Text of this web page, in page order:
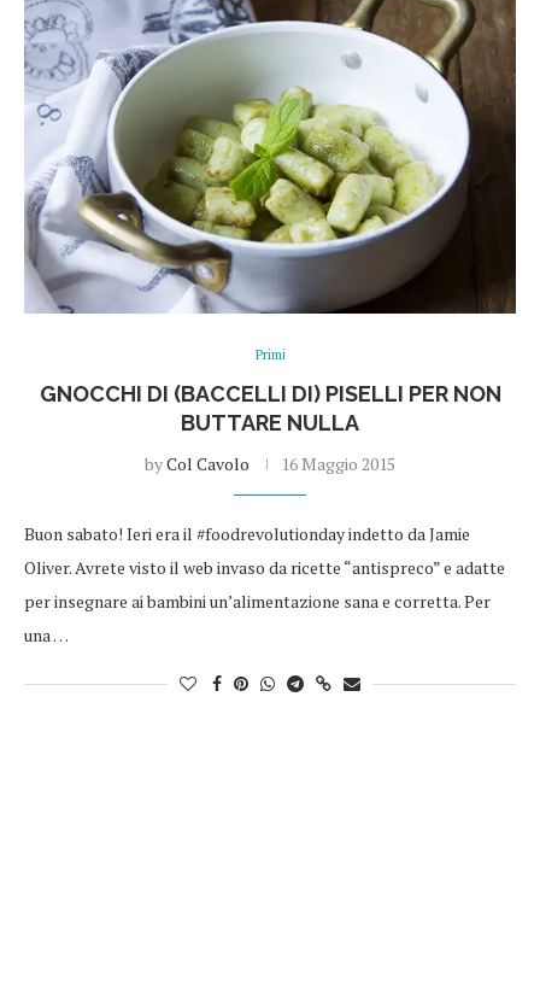
Primi
GNOCCHI DI (BACCELLI DI) PISELLI PER NON
BUTTARE NULLA
byCol Cavolo 16 Maggio 2015
Buon sabato! Ieri era il #foodrevolutionday indetto da Jamie
Oliver. Avrete visto il web invaso da ricette “antispreco” e adatte
per insegnare ai bambini un’alimentazione sana e corretta. Per
una …